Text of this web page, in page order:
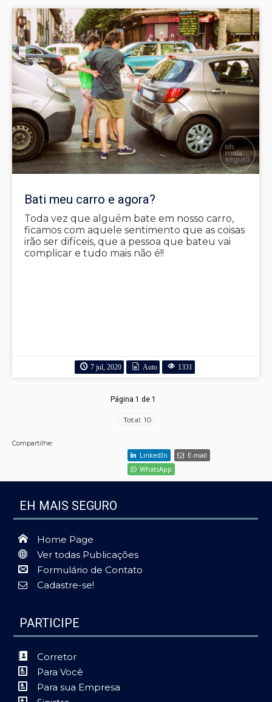
Bati meu carro e agora?
Toda vez que alguém bate em nosso carro,
ficamos com aquele sentimento que as coisas
irão ser difíceis, que a pessoa que bateu vai
complicar e tudo mais não é!!
7 jul, 2020 Auto 1331
Página 1 de 1
Total: 10
Compartilhe:
LinkedIn
E-mail
WhatsApp
EH MAIS SEGURO
Home Page
Ver todas Publicações
Formulário de Contato
Cadastre-se!
PARTICIPE
Corretor
Para Você
Para sua Empresa